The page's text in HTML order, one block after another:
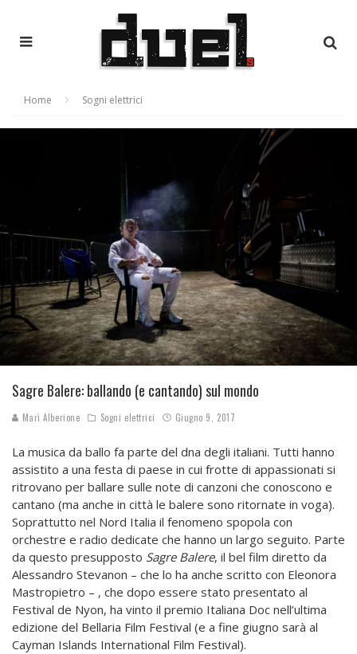
Home Sogni elettrici
Sagre Balere: ballando (e cantando) sul mondo
Marì Alberione Sogni elettrici Giugno 9, 2017
La musica da ballo fa parte del dna degli italiani. Tutti hanno
assistito a una festa di paese in cui frotte di appassionati si
ritrovano per ballare sulle note di canzoni che conoscono e
cantano (ma anche in città le balere sono ritornate in voga).
Soprattutto nel Nord Italia il fenomeno spopola con
orchestre e radio dedicate che hanno un largo seguito. Parte
da questo presupposto Sagre Balere, il bel film diretto da
Alessandro Stevanon – che lo ha anche scritto con Eleonora
Mastropietro – , che dopo essere stato presentato al
Festival de Nyon, ha vinto il premio Italiana Doc nell’ultima
edizione del Bellaria Film Festival (e a fine giugno sarà al
Cayman Islands International Film Festival).